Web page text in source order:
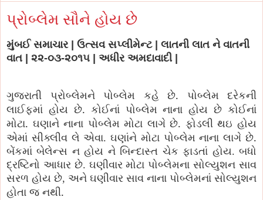
પ્રોબ્લેમ સૌને હોય છે
મુંબઈ સમાચાર | ઉત્સવ સપ્લીમેન્ટ | લાતની લાત ને વાતની
વાત | ૨૨-૦૩-૨૦૧૫ | અધીર અમદાવાદી |
ગુજરાતી પ્રોબ્લેમને પોબ્લેમ કહે છે.
પોબ્લેમ દરેકની
લાઈફમાં હોય છે. કોઈનાં પોબ્લેમ નાના હોય છે કોઈનાં
મોટા. ઘણાને નાના પોબ્લેમ મોટા લાગે છે. ફોડલી થઇ હોય
એમાં સીક્લીવ લે એવા. ઘણાંને મોટા પોબ્લેમ નાના લાગે છે.
બેંકમાં બેલેન્સ ન હોય ને બિન્દાસ્ત ચેક ફાડતાં હોય. બધો
દ્રષ્ટિનો આધાર છે. ઘણીવાર મોટા પોબ્લેમના સોલ્યુશન સાવ
સરળ હોય છે, અને ઘણીવાર સાવ નાના પોબ્લેમનાં સોલ્યુશન
હોતા જ નથી.